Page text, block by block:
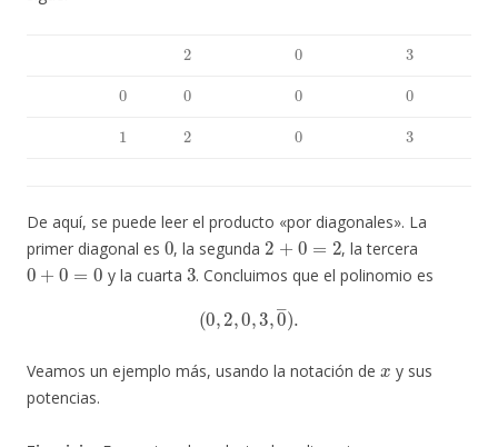
De aquí, se puede leer el producto «por diagonales». La
primer diagonal es
0
, la segunda
2 +0= 2
, la tercera
0+0= 0
y la cuarta
3
. Concluimos que el polinomio es
0, 2,0,3 ,0 ―
Veamos un ejemplo más, usando la notación de
y sus
potencias.